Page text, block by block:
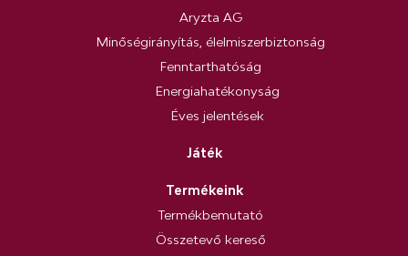
Aryzta AG
Minőségirányítás, élelmiszerbiztonság
Fenntarthatóság
Energiahatékonyság
Éves jelentések
Játék
Termékeink
Termékbemutató
Összetevő kereső